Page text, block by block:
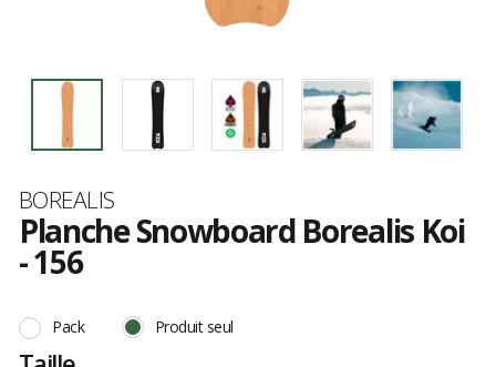
Marque
BOREALIS
Planche Snowboard Borealis Koi
- 156
clientsPack Produit seul